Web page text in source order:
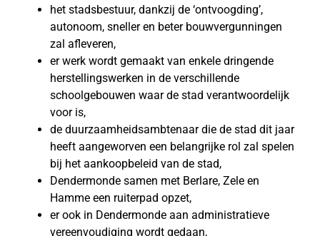
het stadsbestuur, dankzij de ‘ontvoogding’,
autonoom, sneller en beter bouwvergunningen
zal afleveren,
er werk wordt gemaakt van enkele dringende
herstellingswerken in de verschillende
schoolgebouwen waar de stad verantwoordelijk
voor is,
de duurzaamheidsambtenaar die de stad dit jaar
heeft aangeworven een belangrijke rol zal spelen
bij het aankoopbeleid van de stad,
Dendermonde samen met Berlare, Zele en
Hamme een ruiterpad opzet,
er ook in Dendermonde aan administratieve
vereenvoudiging wordt gedaan,